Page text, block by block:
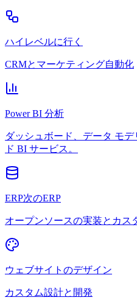
ハイレベルに行く
CRMとマーケティング自動化
Power BI 分析
ダッシュボード、データ モ
ド BI サービス。
ERP次のERP
オープンソースの実装とカス
ウェブサイトのデザイン
カスタム設計と開発